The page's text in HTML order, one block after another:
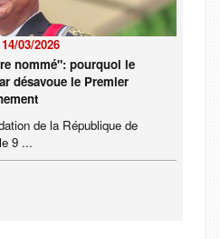
14/03/2026
nommé": pourquoi le
désavoue le Premier
de la République de
9 ...